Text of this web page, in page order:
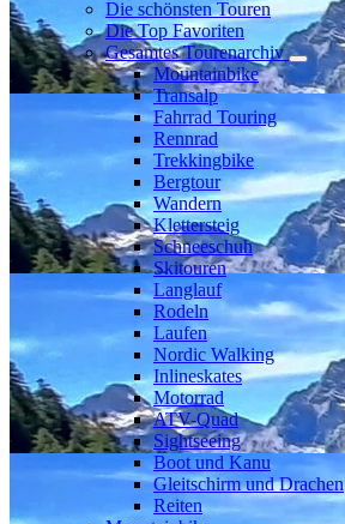
Die schönsten Touren
Die Top Favoriten
Gesamtes Tourenarchiv
Mountainbike
Transalp
Fahrrad Touring
Rennrad
Trekkingbike
Bergtour
Wandern
Klettersteig
Schneeschuh
Skitouren
Langlauf
Rodeln
Laufen
Nordic Walking
Inlineskates
Motorrad
ATV-Quad
Sightseeing
Boot und Kanu
Gleitschirm und Drachen
Reiten